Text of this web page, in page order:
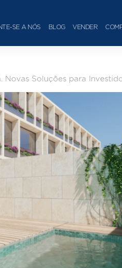
SE A NÓS BLOG VENDER
Novas Soluções para